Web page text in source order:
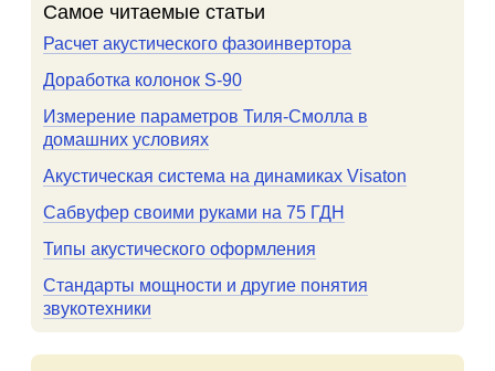
Самое читаемые статьи
Расчет акустического фазоинвертора
Доработка колонок S-90
Измерение параметров Тиля-Смолла в
домашних условиях
Акустическая система на динамиках Visaton
Сабвуфер своими руками на 75 ГДН
Типы акустического оформления
Стандарты мощности и другие понятия
звукотехники